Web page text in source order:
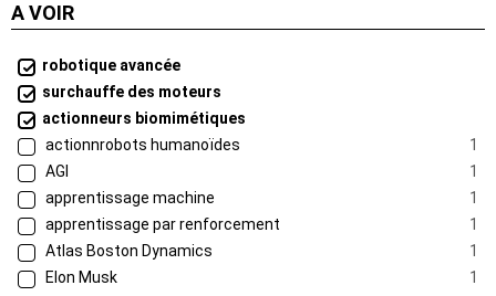
A VOIR
robotique avancée
surchauffe des moteurs
actionneurs biomimétiques
actionnrobots humanoïdes
1
AGI
1
apprentissage machine
1
apprentissage par renforcement
1
Atlas Boston Dynamics
1
Elon Musk
1